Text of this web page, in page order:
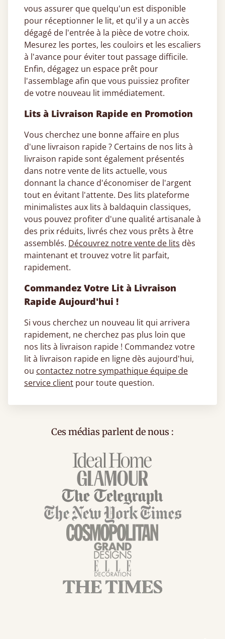
vous assurer que quelqu'un est disponible
pour réceptionner le lit, et qu'il y a un accès
dégagé de l'entrée à la pièce de votre choix.
Mesurez les portes, les couloirs et les escaliers
à l'avance pour éviter tout passage difficile.
Enfin, dégagez un espace prêt pour
l'assemblage afin que vous puissiez profiter
de votre nouveau lit immédiatement.
Lits à Livraison Rapide en Promotion
Vous cherchez une bonne affaire en plus
d'une livraison rapide ? Certains de nos lits à
livraison rapide sont également présentés
dans notre vente de lits actuelle, vous
donnant la chance d'économiser de l'argent
tout en évitant l'attente. Des lits plateforme
minimalistes aux lits à baldaquin classiques,
vous pouvez profiter d'une qualité artisanale à
des prix réduits, livrés chez vous prêts à être
assemblés. Découvrez notre vente de lits dès
maintenant et trouvez votre lit parfait,
rapidement.
Commandez Votre Lit à Livraison
Rapide Aujourd'hui !
Si vous cherchez un nouveau lit qui arrivera
rapidement, ne cherchez pas plus loin que
nos lits à livraison rapide ! Commandez votre
lit à livraison rapide en ligne dès aujourd'hui,
ou contactez notre sympathique équipe de
service client pour toute question.
Ces médias parlent de nous :